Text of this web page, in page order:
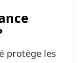
protège les